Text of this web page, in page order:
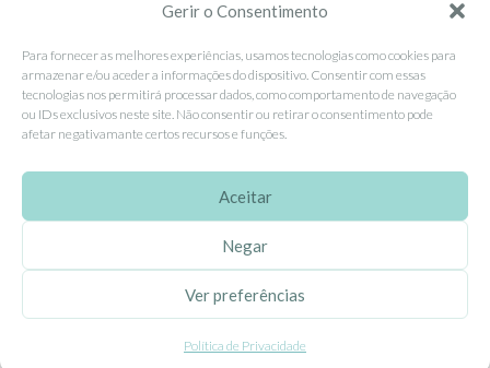
Gerir o Consentimento
Para fornecer as melhores experiências, usamos tecnologias como cookies para
armazenar e/ou aceder a informações do dispositivo. Consentir com essas
tecnologias nos permitirá processar dados, como comportamento de navegação
ou IDs exclusivos neste site. Não consentir ou retirar o consentimento pode
afetar negativamante certos recursos e funções.
Aceitar
Negar
Ver preferências
Política de Privacidade
Facebook
Instagram
Pinterest
EhGoom2026 Criado porDumbanengue, Lda.
Este site utiliza cookies para permitir uma melhor